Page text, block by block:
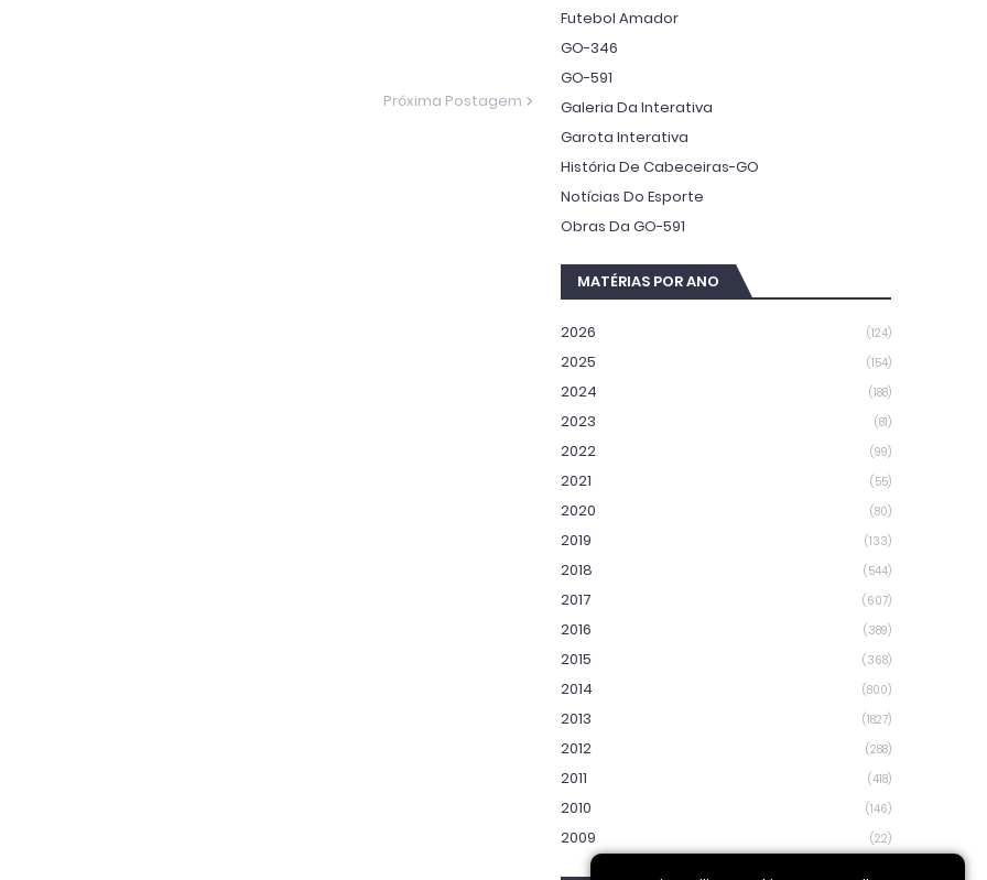
Próxima Postagem
Futebol Amador
GO-346
GO-591
Galeria Da Interativa
Garota Interativa
História De Cabeceiras-GO
Notícias Do Esporte
Obras Da GO-591
MATÉRIAS POR ANO
2026 (124)
2025 (154)
2024 (188)
2023 (81)
2022 (99)
2021 (55)
2020 (80)
2019 (133)
2018 (544)
2017 (607)
2016 (389)
2015 (368)
2014 (800)
2013 (1827)
2012 (288)
2011 (418)
2010 (146)
2009 (22)